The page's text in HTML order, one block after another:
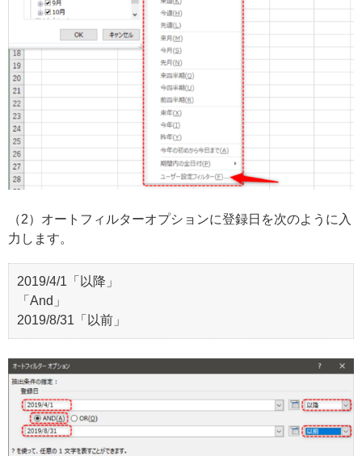
（2）オートフィルターオプションに登録日を次のように入
力します。
2019/4/1「以降」
「And」
2019/8/31「以前」